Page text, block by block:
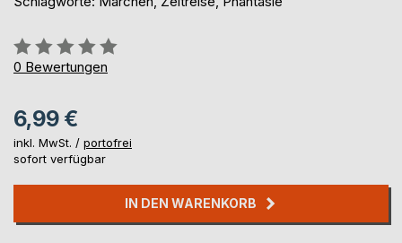
Bewertung::
0%
0 Bewertungen
6,99 €
inkl. MwSt. / portofrei
sofort verfügbar
IN DEN WARENKORB